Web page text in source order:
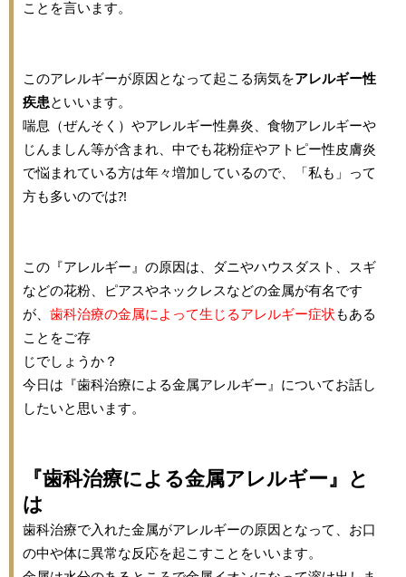
ことを言います。
このアレルギーが原因となって起こる病気をアレルギー性
疾患といいます。
喘息（ぜんそく）やアレルギー性鼻炎、食物アレルギーや
じんましん等が含まれ、中でも花粉症やアトピー性皮膚炎
で悩まれている方は年々増加しているので、「私も」って
方も多いのでは⁈
この『アレルギー』の原因は、ダニやハウスダスト、スギ
などの花粉、ピアスやネックレスなどの金属が有名です
が、 歯科治療の金属によって生じるアレルギー症状もある
ことをご存
じでしょうか？
今日は『歯科治療による金属アレルギー』についてお話し
したいと思います。
『歯科治療による金属アレルギー』と
は
歯科治療で入れた金属がアレルギーの原因となって、お口
の中や体に異常な反応を起こすことをいいます。